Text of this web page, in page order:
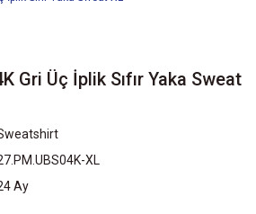
Gri Üç İplik Sıfır Yaka Sweat
XL
Ay